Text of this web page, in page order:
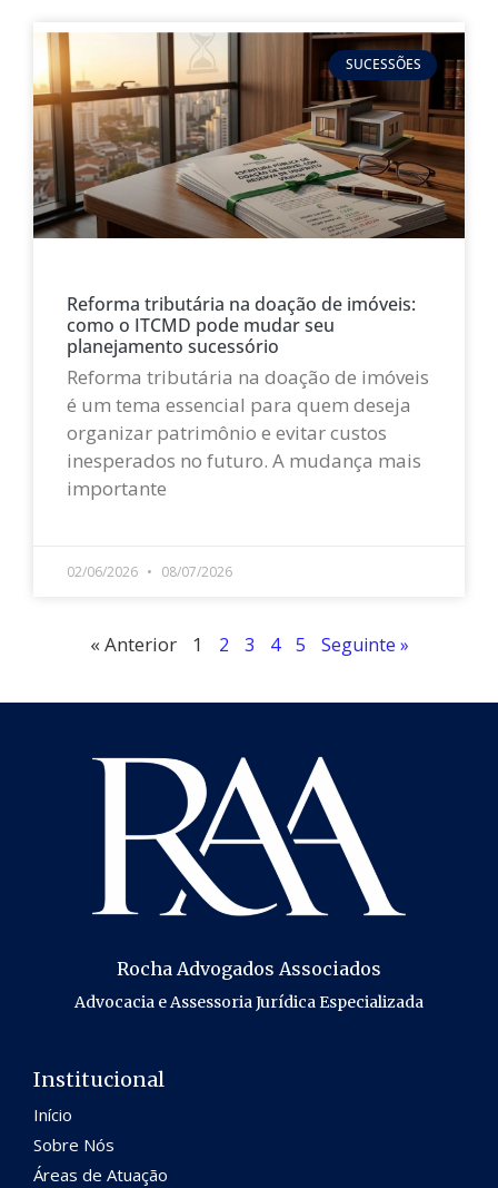
SUCESSÕES
Reforma tributária na doação de imóveis:
como o ITCMD pode mudar seu
planejamento sucessório
Reforma tributária na doação de imóveis
é um tema essencial para quem deseja
organizar patrimônio e evitar custos
inesperados no futuro. A mudança mais
importante
02/06/2026 08/07/2026
« Anterior 1 2 3 4 5 Seguinte »
Rocha Advogados Associados
Advocacia e Assessoria Jurídica Especializada
Institucional
Início
Sobre Nós
Áreas de Atuação